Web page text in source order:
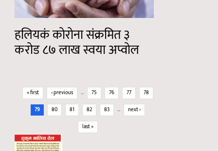
हलियकं कोरोना संक्रमित ३
करोड ८७ लाख स्वया अप्वोल
Pages
« first ‹ previous … 75 76 77
78
79
80 81 82 83 …
next ›
last »